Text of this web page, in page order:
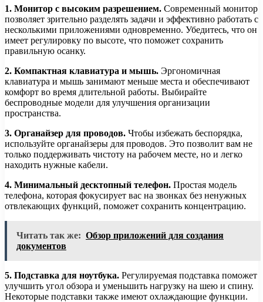
1. Монитор с высоким разрешением. Современный монитор
позволяет зрительно разделять задачи и эффективно работать с
несколькими приложениями одновременно. Убедитесь, что он
имеет регулировку по высоте, что поможет сохранить
правильную осанку.
2. Компактная клавиатура и мышь. Эргономичная
клавиатура и мышь занимают меньше места и обеспечивают
комфорт во время длительной работы. Выбирайте
беспроводные модели для улучшения организации
пространства.
3. Органайзер для проводов. Чтобы избежать беспорядка,
используйте органайзеры для проводов. Это позволит вам не
только поддерживать чистоту на рабочем месте, но и легко
находить нужные кабели.
4. Минимальный десктопный телефон. Простая модель
телефона, которая фокусирует вас на звонках без ненужных
отвлекающих функций, поможет сохранить концентрацию.
Читать так же: Обзор приложений для создания
документов
5. Подставка для ноутбука. Регулируемая подставка поможет
улучшить угол обзора и уменьшить нагрузку на шею и спину.
Некоторые подставки также имеют охлаждающие функции.